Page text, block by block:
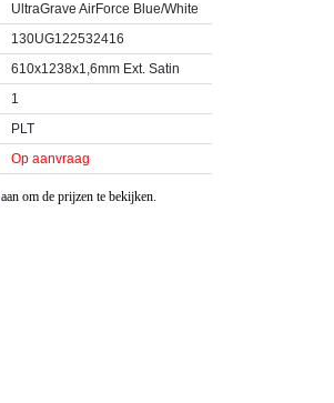
UltraGrave AirForce Blue/White
130UG122532416
610x1238x1,6mm Ext. Satin
1
PLT
Op aanvraag
aan om de prijzen te bekijken.